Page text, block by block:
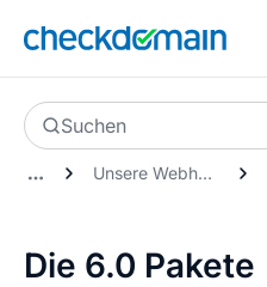
Suchen
Unsere Webhosting-Pakete
Die 6.0 Pakete